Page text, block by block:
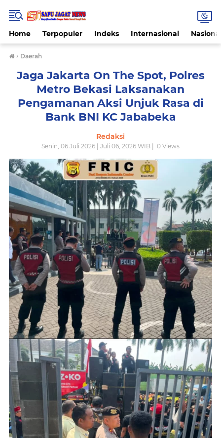
Home Terpopuler Indeks Internasional
› Daerah
Jaga Jakarta On The Spot, Polres
Metro Bekasi Laksanakan
Pengamanan Aksi Unjuk Rasa di
Bank BNI KC Jababeka
Redaksi
Senin, 06 Juli 2026 | Juli 06, 2026 WIB | 0 Views